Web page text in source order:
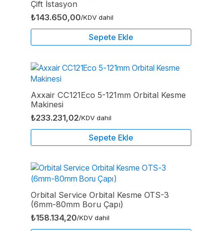
Çift İstasyon
₺143.650,00/KDV dahil
Sepete Ekle
Axxair CC121Eco 5-121mm Orbital Kesme
Makinesi
₺233.231,02/KDV dahil
Sepete Ekle
Orbital Service Orbital Kesme OTS-3
(6mm-80mm Boru Çapı)
₺158.134,20/KDV dahil